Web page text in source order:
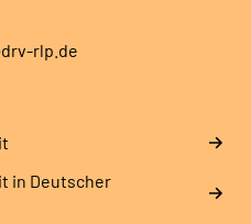
rlp.de
in Deutscher